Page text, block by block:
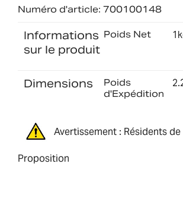
Numéro d'article: 700100148
Informations
sur le produit
Poids Net
Dimensions
Poids
d'Expédition
Avertissement : Résidents
Proposition